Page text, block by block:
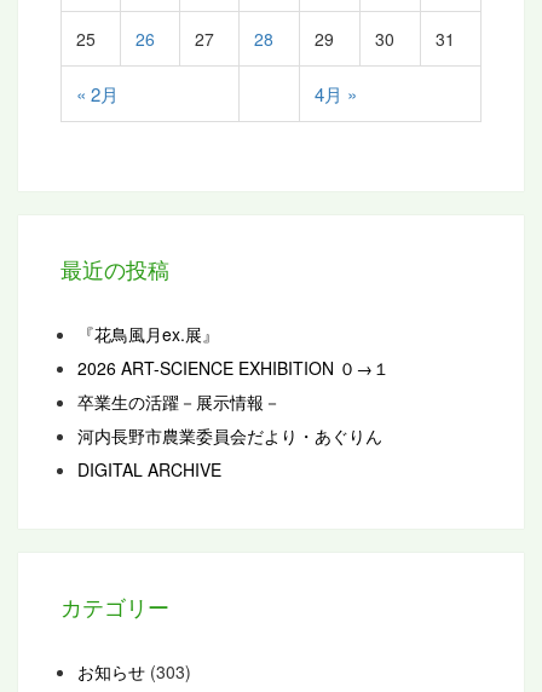
« 2月 4月 »
25 26 27 28 29 30 31
最近の投稿
『花鳥風月ex.展』
2026 ART-SCIENCE EXHIBITION ０→１
卒業生の活躍－展示情報－
河内長野市農業委員会だより・あぐりん
DIGITAL ARCHIVE
カテゴリー
お知らせ (303)